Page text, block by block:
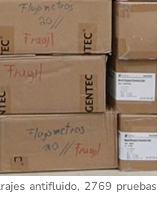
antifluido, 2769 pruebas